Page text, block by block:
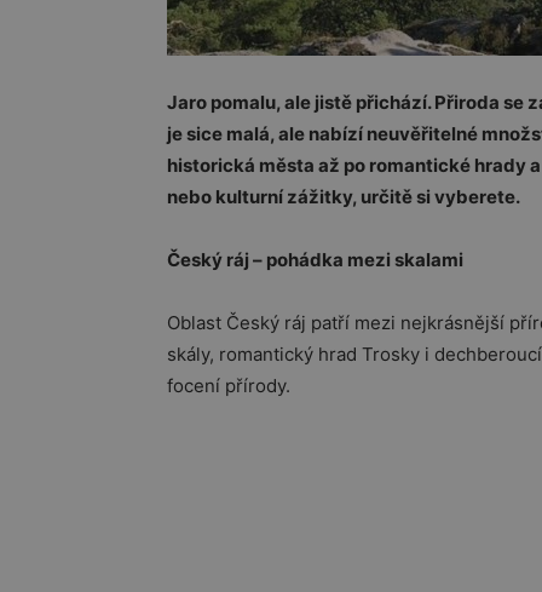
Jaro pomalu, ale jistě přichází. Přiroda se
je sice malá, ale nabízí neuvěřitelné
historická města až po romantické hrady
nebo kulturní zážitky, určitě si vyberete.
Český ráj – pohádka mezi skalami
Oblast Český ráj patří mezi nejkrásnější
skály, romantický hrad Trosky i
focení přírody.